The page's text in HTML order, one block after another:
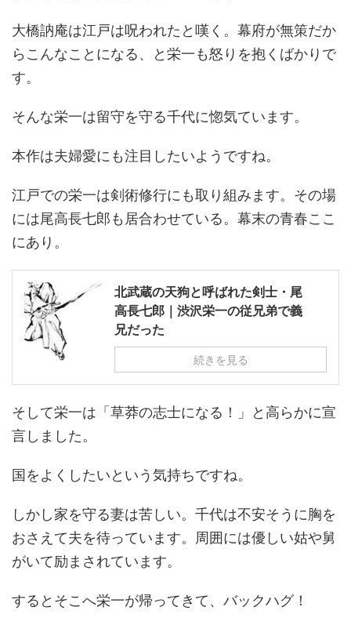
大橋訥庵は江戸は呪われたと嘆く。幕府が無策だか
らこんなことになる、と栄一も怒りを抱くばかりで
す。
そんな栄一は留守を守る千代に惚気ています。
本作は夫婦愛にも注目したいようですね。
江戸での栄一は剣術修行にも取り組みます。その場
には尾高長七郎も居合わせている。幕末の青春ここ
にあり。
北武蔵の天狗と呼ばれた剣士・尾
高長七郎｜渋沢栄一の従兄弟で義
兄だった
続きを見る
そして栄一は「草莽の志士になる！」と高らかに宣
言しました。
国をよくしたいという気持ちですね。
しかし家を守る妻は苦しい。千代は不安そうに胸を
おさえて夫を待っています。周囲には優しい姑や舅
がいて励まされています。
するとそこへ栄一が帰ってきて、バックハグ！